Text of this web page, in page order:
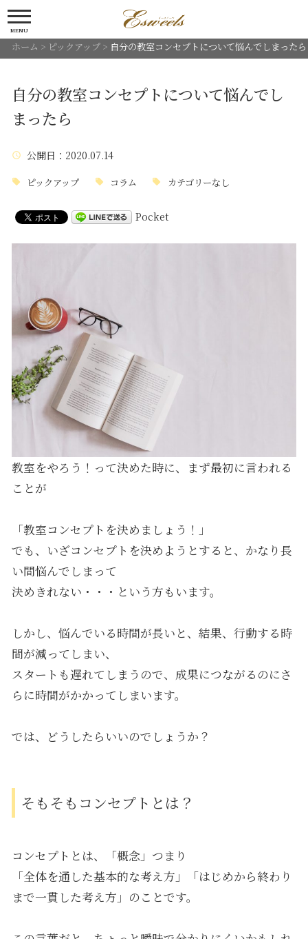
MENU
ホーム > ピックアップ> 自分の教室コンセプトについて悩んでしまったら
自分の教室コンセプトについて悩んでし
まったら
公開日 ：2020.07.14
ピックアップ コラム カテゴリーなし
Pocket
教室をやろう！って決めた時に、まず最初に言われる
ことが
「教室コンセプトを決めましょう！」
でも、いざコンセプトを決めようとすると、かなり長
い間悩んでしまって
決めきれない・・・という方もいます。
しかし、悩んでいる時間が長いと、結果、行動する時
間が減ってしまい、
スタートも遅れてしまうので、成果につながるのにさ
らに時間がかかってしまいます。
では、どうしたらいいのでしょうか？
そもそもコンセプトとは？
コンセプトとは、「概念」つまり
「全体を通した基本的な考え方」「はじめから終わり
まで一貫した考え方」のことです。